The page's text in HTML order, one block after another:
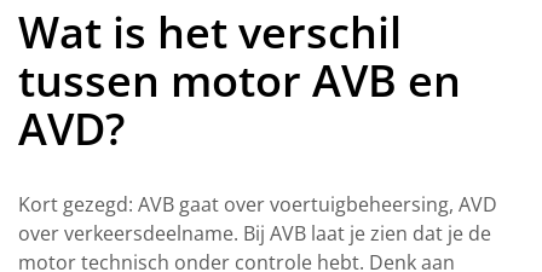
Wat is het verschil
tussen motor AVB en
AVD?
Kort gezegd: AVB gaat over voertuigbeheersing, AVD
over verkeersdeelname. Bij AVB laat je zien dat je de
motor technisch onder controle hebt. Denk aan